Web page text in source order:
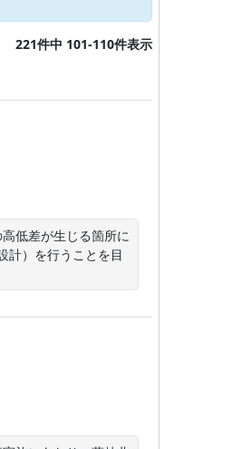
221件中 101-110件表示
低差が生じる箇所に
計）を行うことを目